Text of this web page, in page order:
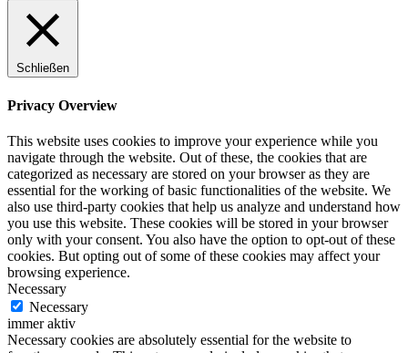
Schließen
Privacy Overview
This website uses cookies to improve your experience while you
navigate through the website. Out of these, the cookies that are
categorized as necessary are stored on your browser as they are
essential for the working of basic functionalities of the website. We
also use third-party cookies that help us analyze and understand how
you use this website. These cookies will be stored in your browser
only with your consent. You also have the option to opt-out of these
cookies. But opting out of some of these cookies may affect your
browsing experience.
Necessary
Necessary
immer aktiv
Necessary cookies are absolutely essential for the website to